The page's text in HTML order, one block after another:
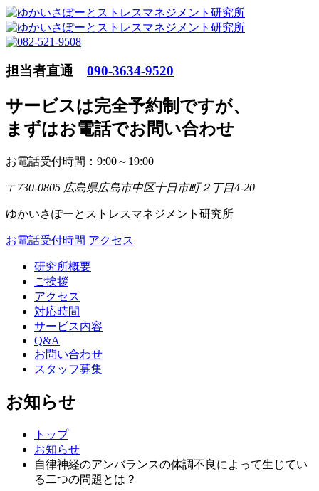
担当者直通 090-3634-9520
サービスは完全予約制ですが、
まずはお電話でお問い合わせ
お電話受付時間：9:00～19:00
〒730-0805 広島県広島市中区十日市町２丁目4-20
ゆかいさぽーとストレスマネジメント研究所
お電話受付時間 アクセス
研究所概要
ご挨拶
アクセス
対応時間
サービス内容
Q&A
お問い合わせ
スタッフ募集
お知らせ
トップ
お知らせ
自律神経のアンバランスの体調不良によって生じてい
る二つの問題とは？